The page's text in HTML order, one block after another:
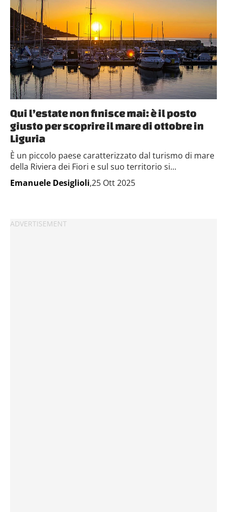
Qui l’estate non finisce mai: è il posto
giusto per scoprire il mare di ottobre in
Liguria
È un piccolo paese caratterizzato dal turismo di mare
della Riviera dei Fiori e sul suo territorio si...
Emanuele Desiglioli,25 Ott 2025